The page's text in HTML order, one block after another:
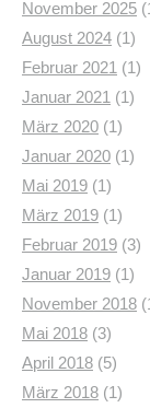
August 2024(1)
Februar 2021 (1)
Januar 2021(1)
März 2020(1)
Januar 2020(1)
Mai 2019(1)
März 2019(1)
Februar 2019(3)
Januar 2019(1)
November 2018
Mai 2018(3)
April 2018 (5)
März 2018 (1)
Juli 2017(1)